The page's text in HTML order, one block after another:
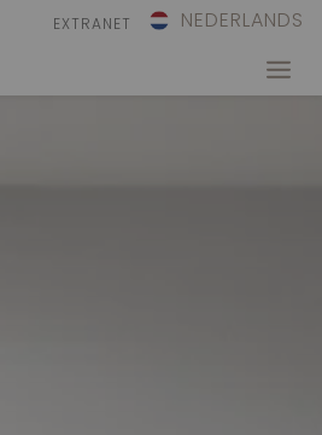
EXTRANET NEDERLANDS